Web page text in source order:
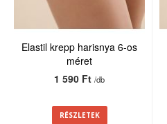
Elastil krepp harisnya 6-os
méret
1 590 Ft/db
RÉSZLETEK